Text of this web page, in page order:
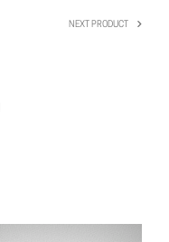
NEXT PRODUCT